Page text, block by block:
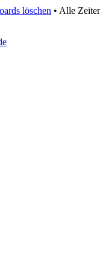
löschen • Alle